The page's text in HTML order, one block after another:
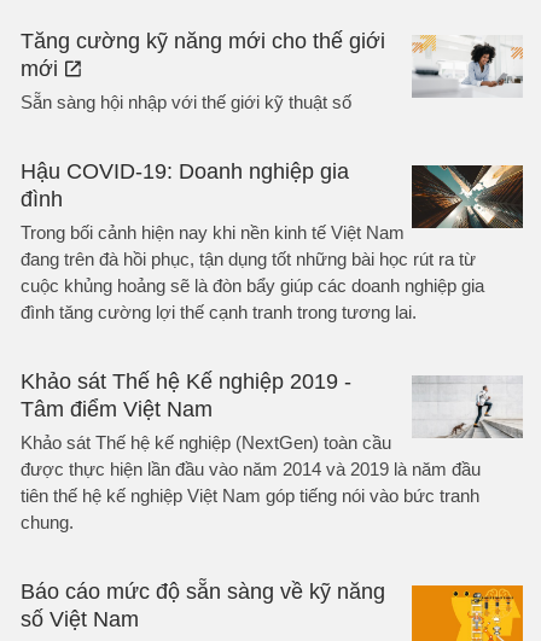
Tăng cường kỹ năng mới cho thế giới
mới
Sẵn sàng hội nhập với thế giới kỹ thuật số
Hậu COVID-19: Doanh nghiệp gia
đình
Trong bối cảnh hiện nay khi nền kinh tế Việt Nam
đang trên đà hồi phục, tận dụng tốt những bài học rút ra từ
cuộc khủng hoảng sẽ là đòn bẩy giúp các doanh nghiệp gia
đình tăng cường lợi thế cạnh tranh trong tương lai.
Khảo sát Thế hệ Kế nghiệp 2019 -
Tâm điểm Việt Nam
Khảo sát Thế hệ kế nghiệp (NextGen) toàn cầu
được thực hiện lần đầu vào năm 2014 và 2019 là năm đầu
tiên thế hệ kế nghiệp Việt Nam góp tiếng nói vào bức tranh
chung.
Báo cáo mức độ sẵn sàng về kỹ năng
số Việt Nam